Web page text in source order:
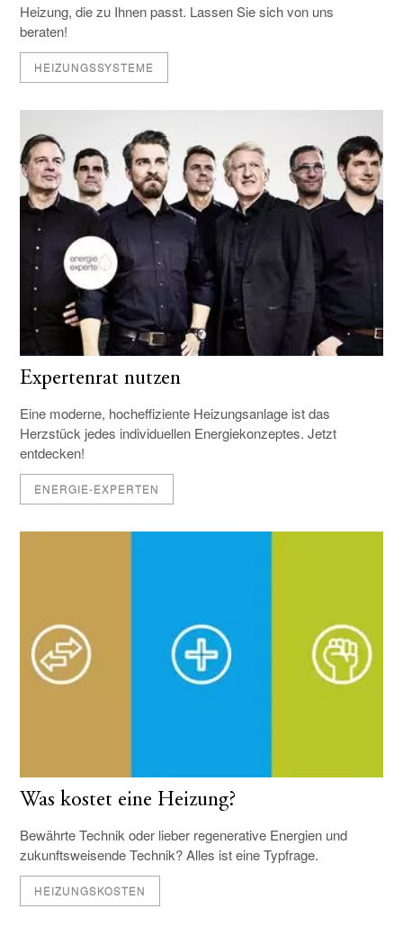
Heizung, die zu Ihnen passt. Lassen Sie sich von uns
beraten!
HEIZUNGSSYSTEME
Expertenrat nutzen
Eine moderne, hocheffiziente Heizungsanlage ist das
Herzstück jedes individuellen Energiekonzeptes. Jetzt
entdecken!
ENERGIE-EXPERTEN
Was kostet eine Heizung?
Bewährte Technik oder lieber regenerative Energien und
zukunftsweisende Technik? Alles ist eine Typfrage.
HEIZUNGSKOSTEN